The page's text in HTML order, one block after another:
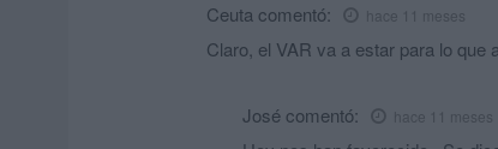
Ceuta comentó: hace 11 meses
Claro, el VAR va a estar para lo que
José comentó: hace 11 meses